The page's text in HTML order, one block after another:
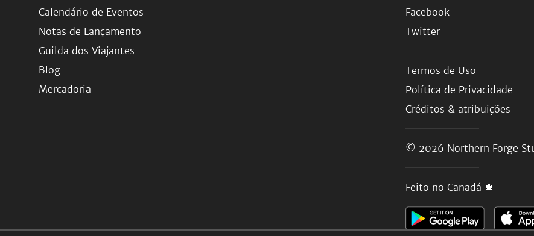
Calendário de Eventos
Notas de Lançamento
Guilda dos Viajantes
Blog
Mercadoria
Facebook
Twitter
Termos de Uso
Política de Privacidade
Créditos & atribuições
© 2026 Northern Forge
Feito no Canadá 🍁